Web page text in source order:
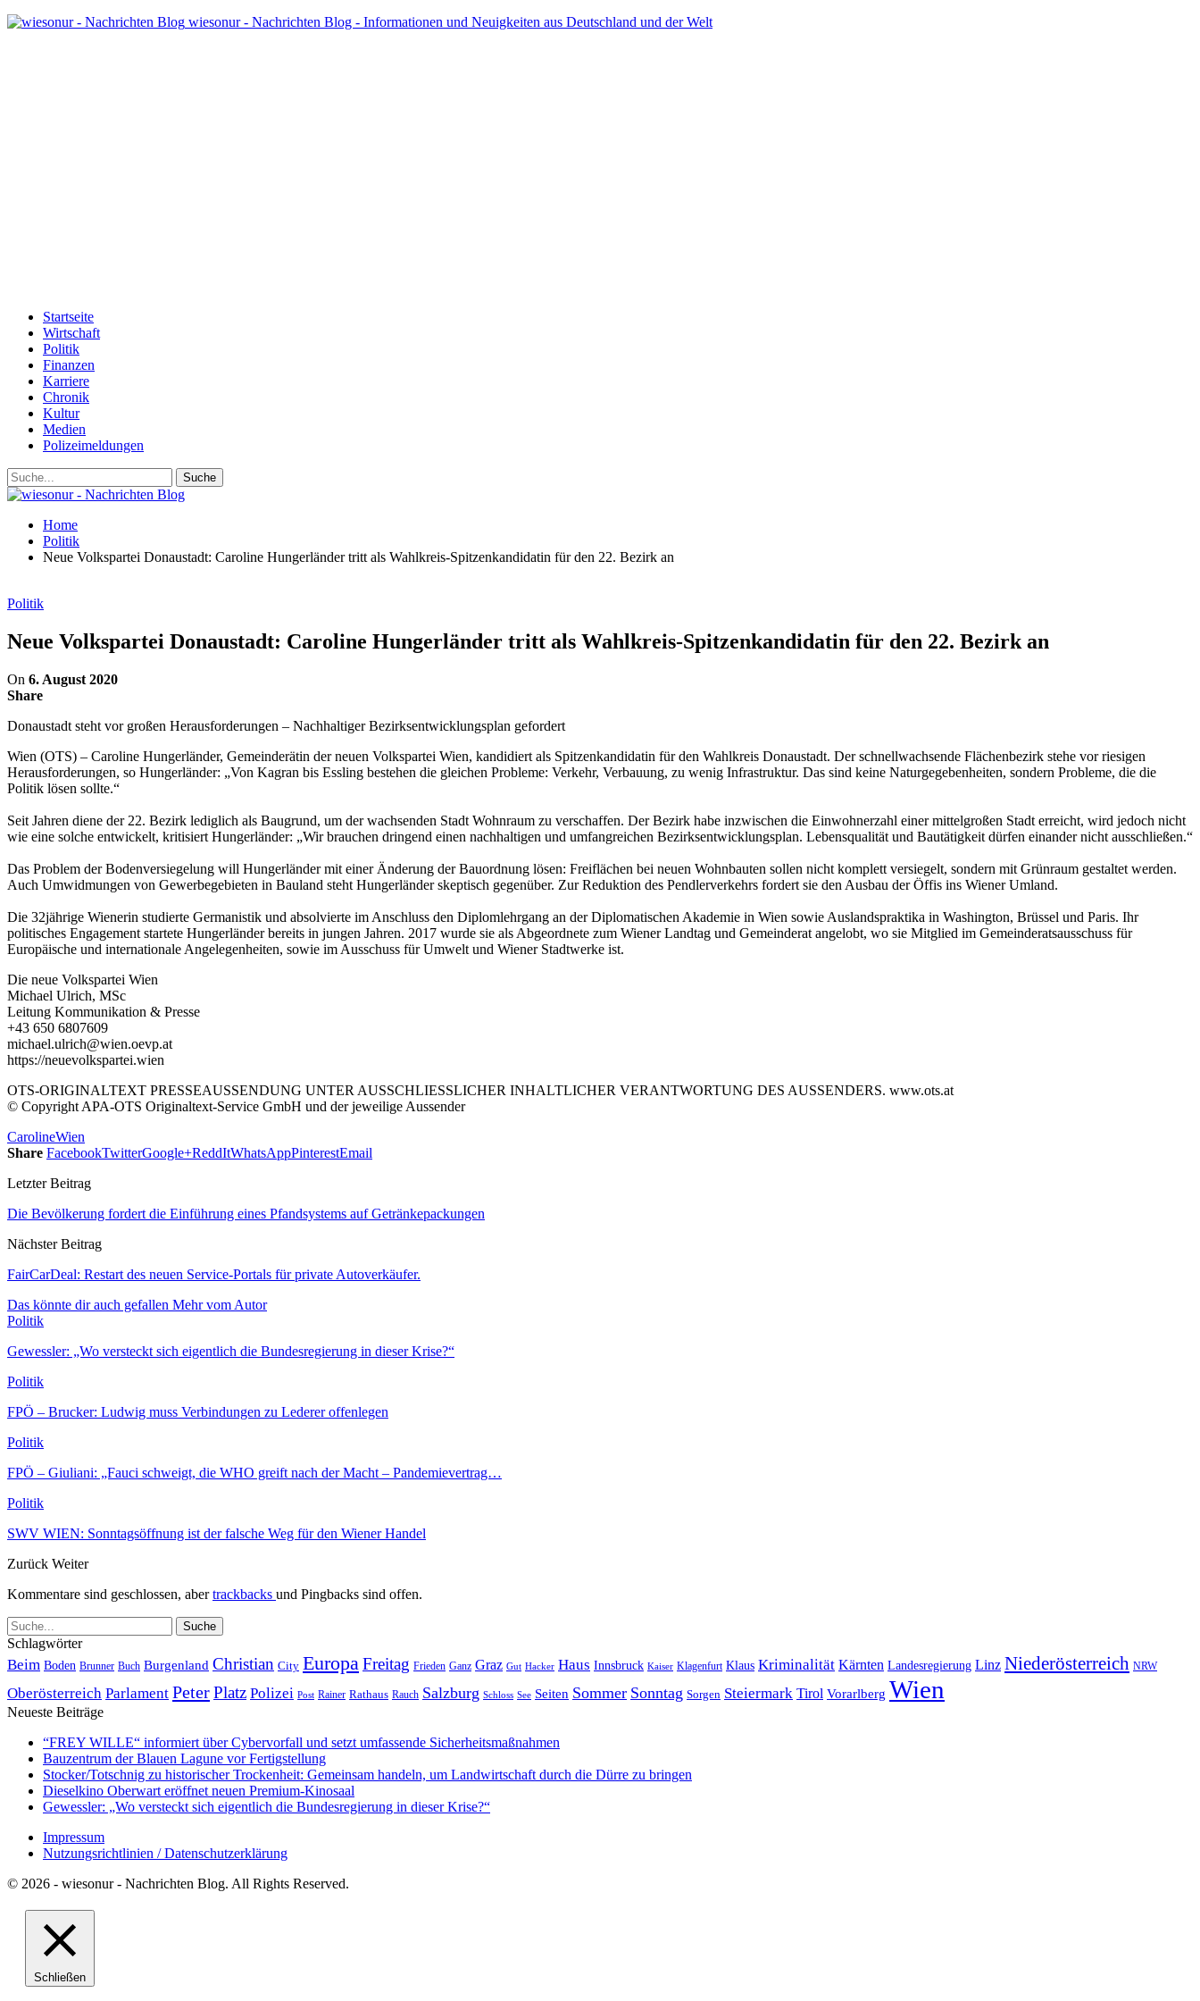
wiesonur - Nachrichten Blog - Informationen und Neuigkeiten aus Deutschland und der Welt
Startseite
Wirtschaft
Politik
Finanzen
Karriere
Chronik
Kultur
Medien
Polizeimeldungen
Home
Politik
Neue Volkspartei Donaustadt: Caroline Hungerländer tritt als Wahlkreis-Spitzenkandidatin für den 22. Bezirk an
Politik
Neue Volkspartei Donaustadt: Caroline Hungerländer tritt als Wahlkreis-Spitzenkandidatin für den 22. Bezirk an
On 6. August 2020
Share
Donaustadt steht vor großen Herausforderungen – Nachhaltiger Bezirksentwicklungsplan gefordert
Wien (OTS) – Caroline Hungerländer, Gemeinderätin der neuen Volkspartei Wien, kandidiert als Spitzenkandidatin für den Wahlkreis Donaustadt. Der schnellwachsende Flächenbezirk stehe vor riesigen
Herausforderungen, so Hungerländer: „Von Kagran bis Essling bestehen die gleichen Probleme: Verkehr, Verbauung, zu wenig Infrastruktur. Das sind keine Naturgegebenheiten, sondern Probleme, die die
Politik lösen sollte.“
Seit Jahren diene der 22. Bezirk lediglich als Baugrund, um der wachsenden Stadt Wohnraum zu verschaffen. Der Bezirk habe inzwischen die Einwohnerzahl einer mittelgroßen Stadt erreicht, wird jedoch nicht
wie eine solche entwickelt, kritisiert Hungerländer: „Wir brauchen dringend einen nachhaltigen und umfangreichen Bezirksentwicklungsplan. Lebensqualität und Bautätigkeit dürfen einander nicht ausschließen.“
Das Problem der Bodenversiegelung will Hungerländer mit einer Änderung der Bauordnung lösen: Freiflächen bei neuen Wohnbauten sollen nicht komplett versiegelt, sondern mit Grünraum gestaltet werden.
Auch Umwidmungen von Gewerbegebieten in Bauland steht Hungerländer skeptisch gegenüber. Zur Reduktion des Pendlerverkehrs fordert sie den Ausbau der Öffis ins Wiener Umland.
Die 32jährige Wienerin studierte Germanistik und absolvierte im Anschluss den Diplomlehrgang an der Diplomatischen Akademie in Wien sowie Auslandspraktika in Washington, Brüssel und Paris. Ihr
politisches Engagement startete Hungerländer bereits in jungen Jahren. 2017 wurde sie als Abgeordnete zum Wiener Landtag und Gemeinderat angelobt, wo sie Mitglied im Gemeinderatsausschuss für
Europäische und internationale Angelegenheiten, sowie im Ausschuss für Umwelt und Wiener Stadtwerke ist.
Die neue Volkspartei Wien
Michael Ulrich, MSc
Leitung Kommunikation & Presse
+43 650 6807609
michael.ulrich@wien.oevp.at
https://neuevolkspartei.wien
OTS-ORIGINALTEXT PRESSEAUSSENDUNG UNTER AUSSCHLIESSLICHER INHALTLICHER VERANTWORTUNG DES AUSSENDERS. www.ots.at
© Copyright APA-OTS Originaltext-Service GmbH und der jeweilige Aussender
CarolineWien
Share FacebookTwitterGoogle+ReddItWhatsAppPinterestEmail
Letzter Beitrag
Die Bevölkerung fordert die Einführung eines Pfandsystems auf Getränkepackungen
Nächster Beitrag
FairCarDeal: Restart des neuen Service-Portals für private Autoverkäufer.
Das könnte dir auch gefallen Mehr vom Autor
Politik
Gewessler: „Wo versteckt sich eigentlich die Bundesregierung in dieser Krise?“
Politik
FPÖ – Brucker: Ludwig muss Verbindungen zu Lederer offenlegen
Politik
FPÖ – Giuliani: „Fauci schweigt, die WHO greift nach der Macht – Pandemievertrag…
Politik
SWV WIEN: Sonntagsöffnung ist der falsche Weg für den Wiener Handel
Zurück Weiter
Kommentare sind geschlossen, abertrackbacks und Pingbacks sind offen.
Schlagwörter
Beim Boden Brunner Buch Burgenland Christian City Europa Freitag Frieden Ganz Graz Gut Hacker Haus Innsbruck Kaiser Klagenfurt Klaus Kriminalität Kärnten Landesregierung Linz Niederösterreich NRW
Oberösterreich Parlament PeterPlatz Polizei Post Rainer Rathaus Rauch Salzburg Schloss See Seiten Sommer Sonntag Sorgen Steiermark Tirol Vorarlberg Wien
Neueste Beiträge
“FREY WILLE“ informiert über Cybervorfall und setzt umfassende Sicherheitsmaßnahmen
Bauzentrum der Blauen Lagune vor Fertigstellung
Stocker/Totschnig zu historischer Trockenheit: Gemeinsam handeln, um Landwirtschaft durch die Dürre zu bringen
Dieselkino Oberwart eröffnet neuen Premium-Kinosaal
Gewessler: „Wo versteckt sich eigentlich die Bundesregierung in dieser Krise?“
Impressum
Nutzungsrichtlinien / Datenschutzerklärung
© 2026 - wiesonur - Nachrichten Blog. All Rights Reserved.
Schließen